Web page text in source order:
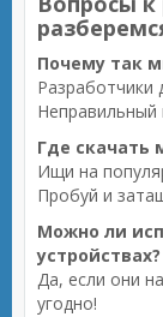
Почему так
Разработчики
Неправильный
Где скачать
Ищи на
Пробуй и
Можно ли
устройствах?
Да, если они
угодно!